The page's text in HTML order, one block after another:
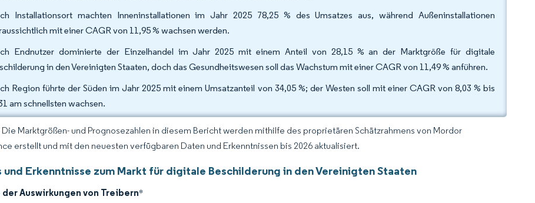
Installationsort machten Inneninstallationen im Jahr 2025 78,25 % des Umsatzes aus, während Außeninstallationen
mit einer CAGR von 11,95 % wachsen werden.
Endnutzer dominierte der Einzelhandel im Jahr 2025 mit einem Anteil von 28,15 % an der Marktgröße für digitale
in den Vereinigten Staaten, doch das Gesundheitswesen soll das Wachstum mit einer CAGR von 11,49 % anführen.
Region führte der Süden im Jahr 2025 mit einem Umsatzanteil von 34,05 %; der Westen soll mit einer CAGR von 8,03 % bis
am schnellsten wachsen.
Die Marktgrößen- und Prognosezahlen in diesem Bericht werden mithilfe des proprietären Schätzrahmens von Mordor
erstellt und mit den neuesten verfügbaren Daten und Erkenntnissen bis 2026 aktualisiert.
und Erkenntnisse zum Markt für digitale Beschilderung in den Vereinigten Staaten
der Auswirkungen von Treibern*